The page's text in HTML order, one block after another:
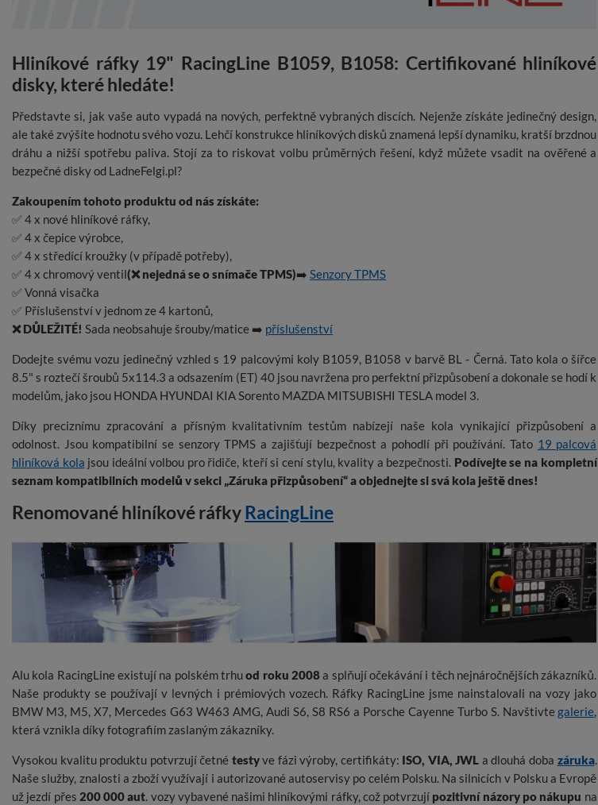
Hliníkové ráfky 19" RacingLine B1059, B1058: Certifikované hliníkové
disky, které hledáte!
Představte si, jak vaše auto vypadá na nových, perfektně vybraných discích. Nejenže získáte jedinečný design,
ale také zvýšíte hodnotu svého vozu. Lehčí konstrukce hliníkových disků znamená lepší dynamiku, kratší brzdnou
dráhu a nižší spotřebu paliva. Stojí za to riskovat volbu průměrných řešení, když můžete vsadit na ověřené a
bezpečné disky od LadneFelgi.pl?
Zakoupením tohoto produktu od nás získáte:
✅ 4 x nové hliníkové ráfky,
✅ 4 x čepice výrobce,
✅ 4 x středící kroužky (v případě potřeby),
✅ 4 x chromový ventil(❌ nejedná se o snímače TPMS)➡️ Senzory TPMS
✅ Vonná visačka
✅ Příslušenství v jednom ze 4 kartonů,
❌ DŮLEŽITÉ! Sada neobsahuje šrouby/matice ➡️ příslušenství
Dodejte svému vozu jedinečný vzhled s 19 palcovými koly B1059, B1058 v barvě BL - Černá. Tato kola o šířce
8.5" s roztečí šroubů 5x114.3 a odsazením (ET) 40 jsou navržena pro perfektní přizpůsobení a dokonale se hodí k
modelům, jako jsou HONDA HYUNDAI KIA Sorento MAZDA MITSUBISHI TESLA model 3.
Díky preciznímu zpracování a přísným kvalitativním testům nabízejí naše kola vynikající přizpůsobení a
odolnost. Jsou kompatibilní se senzory TPMS a zajišťují bezpečnost a pohodlí při používání. Tato 19 palcová
hliníková kola jsou ideální volbou pro řidiče, kteří si cení stylu, kvality a bezpečnosti. Podívejte se na kompletní
seznam kompatibilních modelů v sekci „Záruka přizpůsobení“ a objednejte si svá kola ještě dnes!
Renomované hliníkové ráfkyRacingLine
Alu kola RacingLine existují na polském trhuod roku 2008 a splňují očekávání i těch nejnáročnějších zákazníků.
Naše produkty se používají v levných i prémiových vozech. Ráfky RacingLine jsme nainstalovali na vozy jako
BMW M3, M5, X7, Mercedes G63 W463 AMG, Audi S6, S8 RS6 a Porsche Cayenne Turbo S. Navštivtegalerie,
která vznikla díky fotografiím zaslaným zákazníky.
Vysokou kvalitu produktu potvrzují četné testyve fázi výroby, certifikáty: ISO, VIA, JWL a dlouhá doba záruka.
Naše služby, znalosti a zboží využívají i autorizované autoservisy po celém Polsku. Na silnicích v Polsku a Evropě
už jezdí přes 200 000 aut. vozy vybavené našimi hliníkovými ráfky, což potvrzují pozitivní názory po nákupu na